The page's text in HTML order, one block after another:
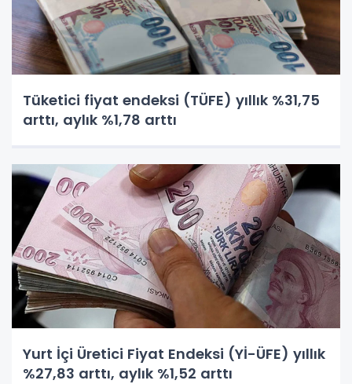
Tüketici fiyat endeksi (TÜFE) yıllık %31,75
arttı, aylık %1,78 arttı
Yurt İçi Üretici Fiyat Endeksi (Yİ-ÜFE) yıllık
%27,83 arttı, aylık %1,52 arttı